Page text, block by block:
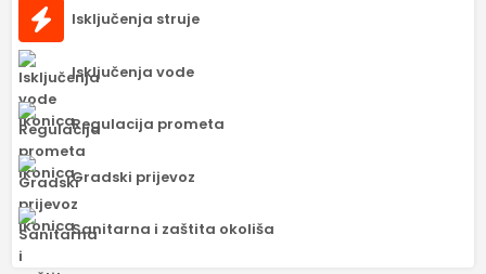
Isključenja struje
Isključenja vode
Regulacija prometa
Gradski prijevoz
Sanitarna i zaštita okoliša